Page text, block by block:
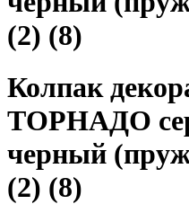
(2) (8)
Колпак
ТОРНАДО
черный
(2) (8)